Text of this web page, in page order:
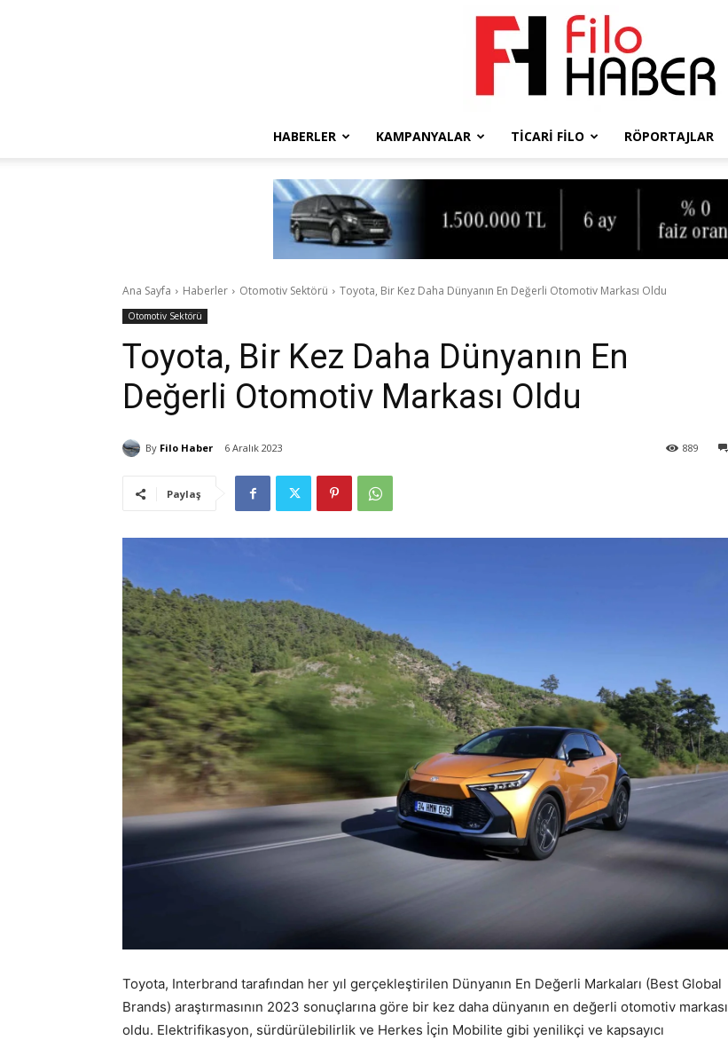
Haber
HABERLER KAMPANYALAR TICARI FILO RÖPORTAJLAR
Ana Sayfa Haberler Otomotiv Sektörü Toyota, Bir Kez Daha Dünyanın En Değerli Otomotiv Markası Oldu
Otomotiv Sektörü
Toyota, Bir Kez Daha Dünyanın En
Değerli Otomotiv Markası Oldu
By Filo Haber 6 Aralık 2023 889
Paylaş
Toyota, Interbrand tarafından her yıl gerçekleştirilen Dünyanın En Değerli Markaları (Best Global
Brands) araştırmasının 2023 sonuçlarına göre bir kez daha dünyanın en değerli otomotiv markası
oldu. Elektrifikasyon, sürdürülebilirlik ve Herkes İçin Mobilite gibi yenilikçi ve kapsayıcı